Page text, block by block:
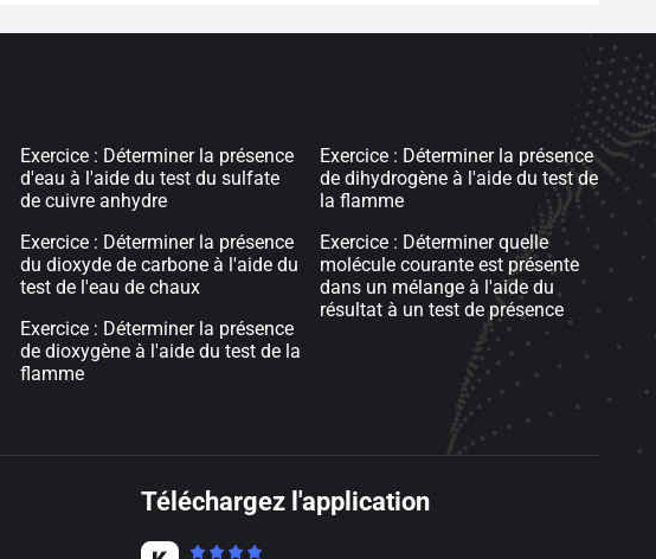
Exercice : Déterminer la présence
d'eau à l'aide du test du sulfate
de cuivre anhydre
Exercice : Déterminer la présence
du dioxyde de carbone à l'aide du
test de l'eau de chaux
Exercice : Déterminer la présence
de dioxygène à l'aide du test de la
flamme
Exercice : Déterminer la présence
de dihydrogène à l'aide du test de
la flamme
Exercice : Déterminer quelle
molécule courante est présente
dans un mélange à l'aide du
résultat à un test de présence
Téléchargez l'application